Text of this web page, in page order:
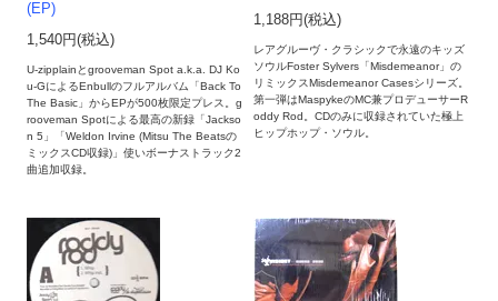
(EP)
1,540円(税込)
U-zipplainとgrooveman Spot a.k.a. DJ Ko
u-GによるEnbullのフルアルバム「Back To
The Basic」からEPが500枚限定プレス。g
rooveman Spotによる最高の新録「Jackso
n 5」「Weldon Irvine (Mitsu The Beatsの
ミックスCD収録)」使いボーナストラック2
曲追加収録。
1,188円(税込)
レアグルーヴ・クラシックで永遠のキッズ
ソウルFoster Sylvers「Misdemeanor」の
リミックスMisdemeanor Casesシリーズ。
第一弾はMaspykeのMC兼プロデューサーR
oddy Rod。CDのみに収録されていた極上
ヒップホップ・ソウル。